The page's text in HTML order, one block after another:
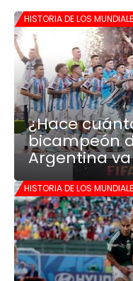
HISTORIA DE LOS
¿Hace
bicampeón
Argentina
HISTORIA DE LOS